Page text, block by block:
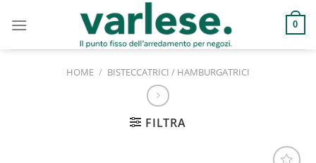
0
HOME / BISTECCATRICI / HAMBURGATRICI
FILTRA